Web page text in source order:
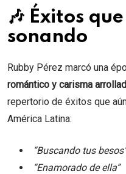
🎶 Éxitos
sonando
Rubby Pérez marcó una
romántico y carisma
repertorio de éxitos que
América Latina:
“Buscando tus
“Enamorado de ella”